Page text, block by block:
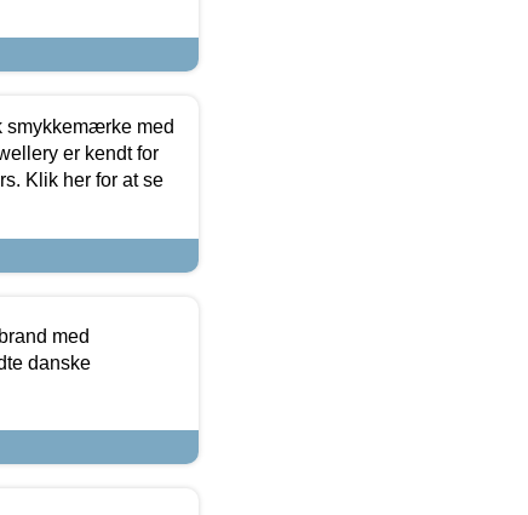
smykkemærke med
er kendt for
Klik her for at se
med
danske